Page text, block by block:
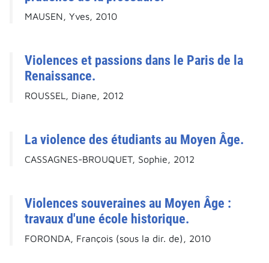
MAUSEN, Yves, 2010
Violences et passions dans le Paris de la
Renaissance.
ROUSSEL, Diane, 2012
La violence des étudiants au Moyen Âge.
CASSAGNES-BROUQUET, Sophie, 2012
Violences souveraines au Moyen Âge :
travaux d'une école historique.
FORONDA, François (sous la dir. de), 2010